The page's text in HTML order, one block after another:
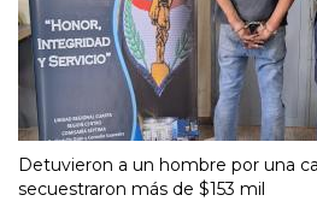
Detuvieron a un hombre por una
secuestraron más de $153 mil